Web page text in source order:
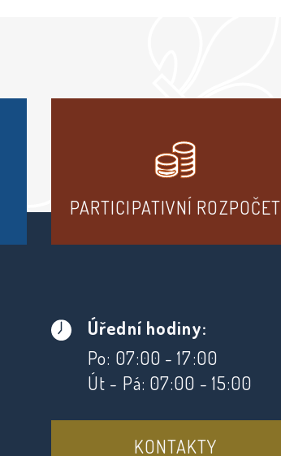
PARTICIPATIVNÍ ROZPOČET
Úřední hodiny:
Po: 07:00 - 17:00
Út - Pá: 07:00 - 15:00
KONTAKTY